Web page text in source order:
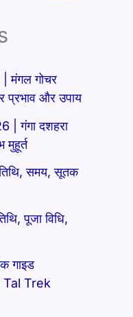
मंगल गोचर
प्रभाव और उपाय
| गंगा दशहरा
समय, सूतक
पूजा विधि,
गाइड
Tal Trek